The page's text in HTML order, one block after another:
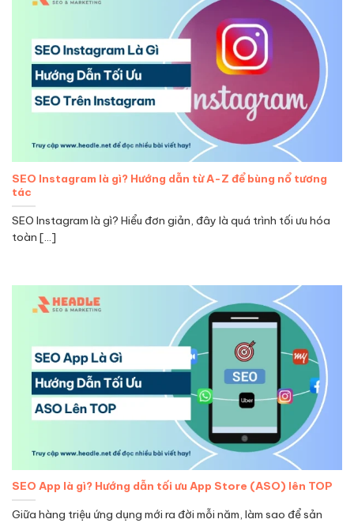
SEO Instagram là gì? Hướng dẫn từ A-Z để bùng nổ tương
tác
SEO Instagram là gì? Hiểu đơn giản, đây là quá trình tối ưu hóa
toàn [...]
SEO App là gì? Hướng dẫn tối ưu App Store (ASO) lên TOP
Giữa hàng triệu ứng dụng mới ra đời mỗi năm, làm sao để sản